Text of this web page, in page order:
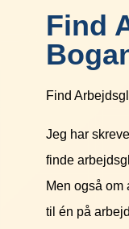
Find
Find
Jeg har
finde
Men også
til én på